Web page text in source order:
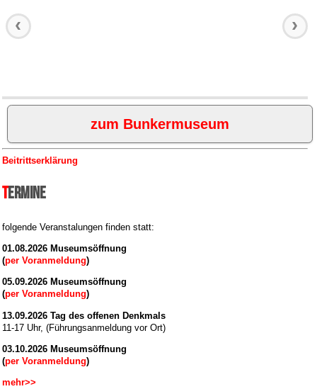
‹ ›
zum Bunkermuseum
Beitrittserklärung
Termine
folgende Veranstalungen finden statt:
01.08.2026 Museumsöffnung
(per Voranmeldung)
05.09.2026 Museumsöffnung
(per Voranmeldung)
13.09.2026 Tag des offenen Denkmals
11-17 Uhr, (Führungsanmeldung vor Ort)
03.10.2026 Museumsöffnung
(per Voranmeldung)
mehr>>